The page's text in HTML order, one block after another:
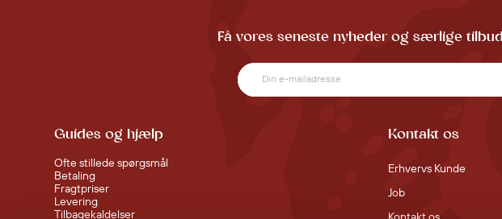
Få vores seneste nyheder og særlige tilbud
Guides og hjælp
Ofte stillede spørgsmål
Betaling
Fragtpriser
Levering
Tilbagekaldelser
Kontakt os
Erhvervs Kunde
Job